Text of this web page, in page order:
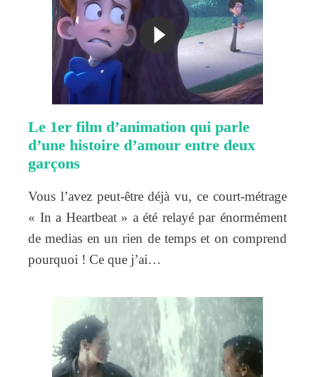
Le 1er film d’animation qui parle
d’une histoire d’amour entre deux
garçons
Vous l’avez peut-être déjà vu, ce court-métrage
« In a Heartbeat » a été relayé par énormément
de medias en un rien de temps et on comprend
pourquoi ! Ce que j’ai…